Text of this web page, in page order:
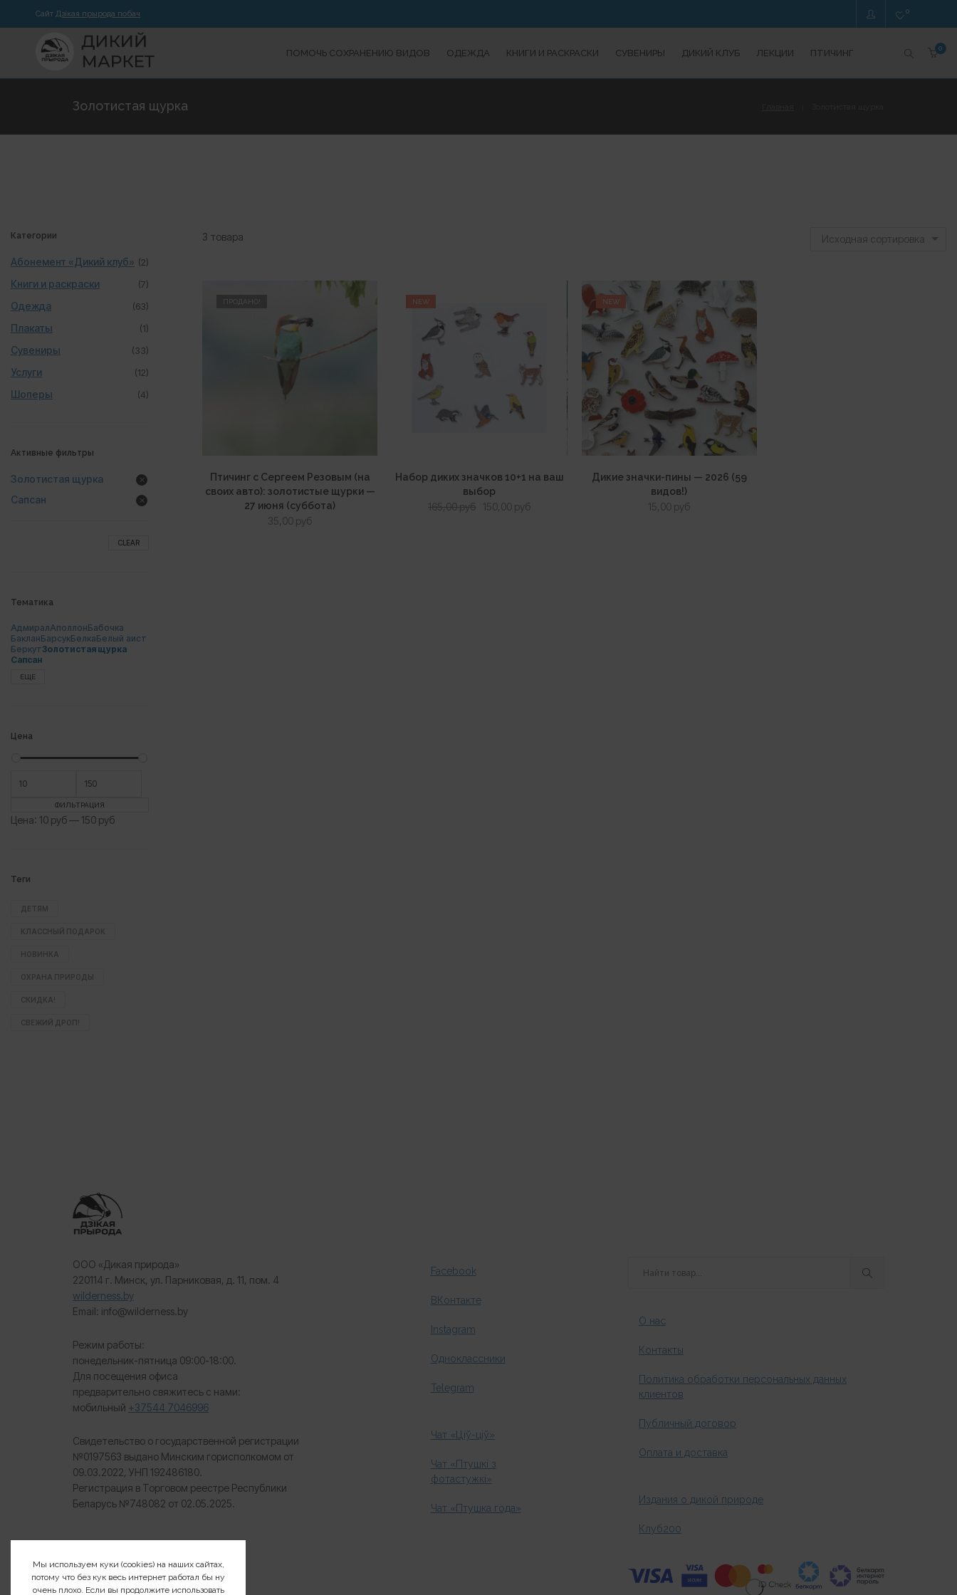
Сайт Дзікая прырода побач 0
ПОМОЧЬ СОХРАНЕНИЮ ВИДОВ ОДЕЖДА КНИГИ И РАСКРАСКИ СУВЕНИРЫ ДИКИЙ КЛУБ ЛЕКЦИИ ПТИЧИНГ 0
Золотистая щурка
3 товара Исходная сортировка
ПРОДАНО!
Птичинг с Сергеем Резовым (на
своих авто): золотистые щурки —
27 июня (суббота)
35,00 руб
NEW
Набор диких значков 10+1 на ваш
выбор
165,00руб
Первоначальная
150,00 рубТекущая
NEW
Дикие значки-пины — 2026 (59
видов!)
15,00 руб
Категории
Абонемент «Дикий клуб» (2)
Книги и раскраски (7)
Одежда (63)
Плакаты (1)
Сувениры (33)
Услуги (12)
Шоперы (4)
Активные фильтры
Золотистая щурка
Сапсан
CLEAR
Тематика
АдмиралАполлонБабочка
БакланБарсукБелкаБелый аист
БеркутЗолотистая щурка
Сапсан
ЕЩЕ
Цена
цена
цена
ФИЛЬТРАЦИЯ
Цена: 10 руб— 150 руб
Теги
ДЕТЯМ
КЛАССНЫЙ ПОДАРОК
НОВИНКА
ОХРАНА ПРИРОДЫ
СКИДКА!
СВЕЖИЙ ДРОП!
ООО «Дикая природа»
220114 г. Минск, ул. Парниковая, д. 11, пом. 4
wilderness.by
Email: info@wilderness.by
Режим работы:
понедельник-пятница 09:00-18:00.
Для посещения офиса
предварительно свяжитесь с нами:
мобильный +37544 7046996
Свидетельство о государственной регистрации
№0197563 выдано Минским горисполкомом от
09.03.2022, УНП 192486180.
Регистрация в Торговом реестре Республики
Беларусь №748082 от 02.05.2025.
Facebook
ВКонтакте
Instagram
Одноклассники
Telegram
Чат «Ціў-ціў»
Чат «Птушкі з
фотастужкі»
Чат «Птушка года»
О нас
Контакты
Политика обработки персональных данных
клиентов
Публичный договор
Оплата и доставка
Издания о дикой природе
Клуб200
Мы используем куки (cookies) на наших сайтах,
потому что без кук весь интернет работал бы ну
очень плохо. Если вы продолжите использовать